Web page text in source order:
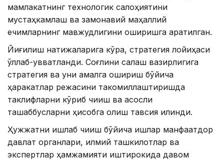
мамлакатнинг технологик салоҳиятини
мустаҳкамлаш ва замонавий маҳаллий
ечимларнинг мавжудлигини оширишга қаратилган.
Йиғилиш натижаларига кўра, стратегия лойиҳаси
қўллаб-қувватланди. Соғлиқни сақлаш вазирлигига
стратегия ва уни амалга ошириш бўйича
ҳаракатлар режасини такомиллаштиришда
таклифларни кўриб чиқиш ва асосли
ташаббусларни ҳисобга олиш тавсия қилинди.
Ҳужжатни ишлаб чиқиш бўйича ишлар манфаатдор
давлат органлари, илмий ташкилотлар ва
экспертлар ҳамжамияти иштирокида давом